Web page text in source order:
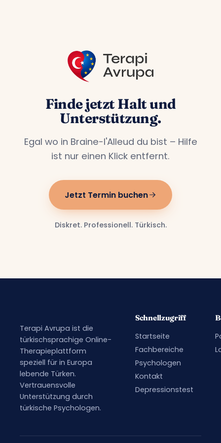
Finde jetzt Halt und
Unterstützung.
Egal wo in Braine-l'Alleud du bist – Hilfe
ist nur einen Klick entfernt.
Jetzt Termin buchen
Diskret. Professionell. Türkisch.
Terapi Avrupa ist die
türkischsprachige Online-
Therapieplattform
speziell für in Europa
lebende Türken.
Vertrauensvolle
Unterstützung durch
türkische Psychologen.
Schnellzugriff
Startseite
Fachbereiche
Psychologen
Kontakt
Depressionstest